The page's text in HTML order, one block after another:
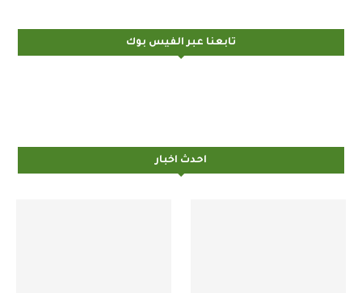
تابعنا عبر الفيس بوك
احدث اخبار